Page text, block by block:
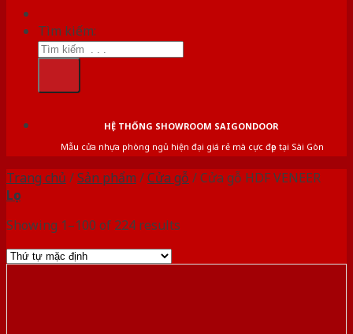
Tìm kiếm:
HỆ THỐNG SHOWROOM SAIGONDOOR
Mẫu cửa nhựa phòng ngủ hiện đại giá rẻ mà cực đẹp tại Sài Gòn
Trang chủ /Sản phẩm /Cửa gỗ /Cửa gỗ HDF VENEER
Lọc
Showing 1–100 of 224 results